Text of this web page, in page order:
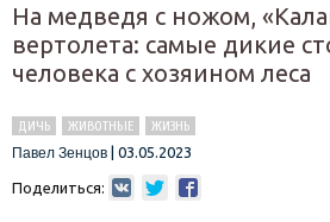
На медведя с ножом,
вертолета: самые дикие
человека с хозяином леса
ДИЧЬ ЖИВОТНЫЕ
ЖИЗНЬ
Павел Зенцов | 03.05.2023
Поделиться: